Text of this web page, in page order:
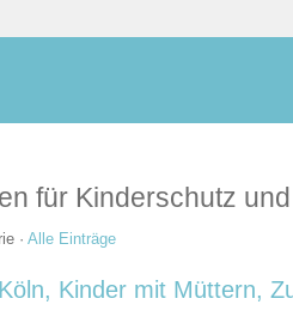
für Kinderschutz
· Alle Einträge
Kinder mit Müttern,